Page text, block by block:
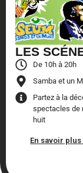
LES
De 10h à 20h
Samba et un
Partez à la
spectacles de
huit
En savoir plus